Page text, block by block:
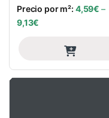
Precio por m²: 4,59€ –
9,13€